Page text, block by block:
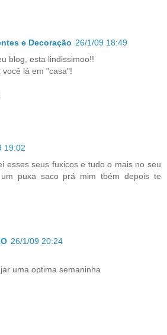
e Decoração 26/1/09 18:49
blog, esta lindissimoo!!
lá em "casa"!
19:02
esses seus fuxicos e tudo o mais no seu
puxa saco prá mim tbém depois te
26/1/09 20:24
uma optima semaninha